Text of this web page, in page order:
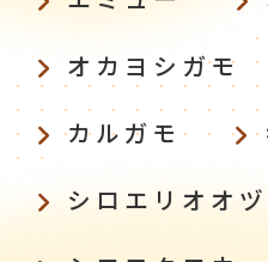
オカヨシガモ
カルガモ
シロエリオオ